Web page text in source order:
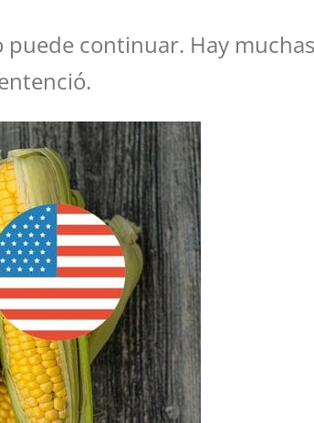
continuar. Hay